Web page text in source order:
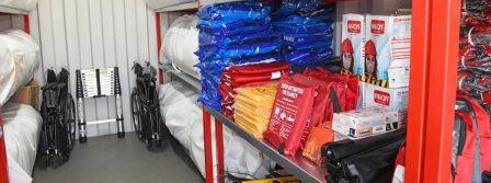
SAĞLIK-YAŞAM
Haber Arşivi